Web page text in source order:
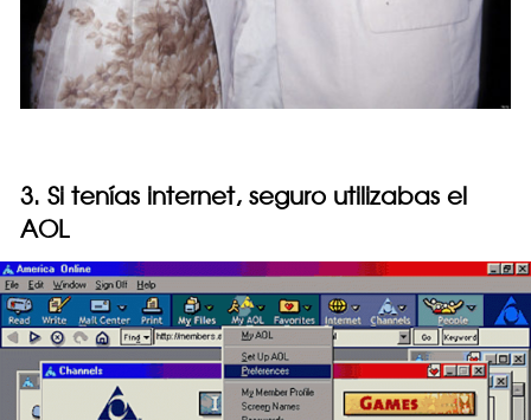
3. Si tenías internet, seguro utilizabas el
AOL